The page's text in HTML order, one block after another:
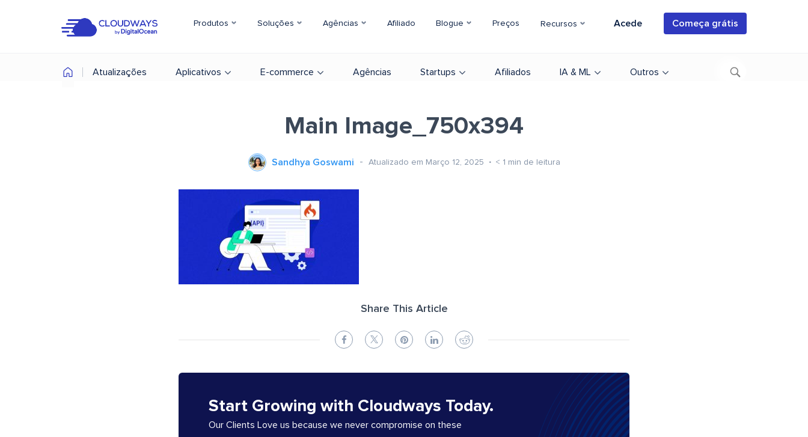
Produtos Soluções Agências Afiliado Blogue Preços Recursos Acede Começa grátis
Atualizações Aplicativos E-commerce Agências Startups Afiliados IA & ML Outros
Main Image_750x394
Sandhya Goswami Atualizado em Março 12, 2025 < 1 min de leitura
Share This Article
Start Growing with Cloudways Today.
Our Clients Love us because we never compromise on these